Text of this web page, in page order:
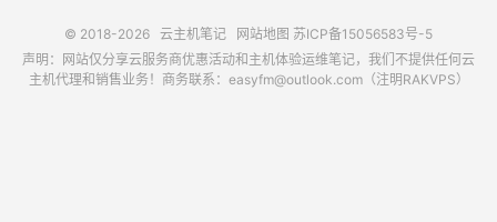
© 2018-2026 云主机笔记 网站地图 苏ICP备15056583号-5
声明：网站仅分享云服务商优惠活动和主机体验运维笔记，我们不提供任何云
主机代理和销售业务！商务联系：easyfm@outlook.com（注明RAKVPS）